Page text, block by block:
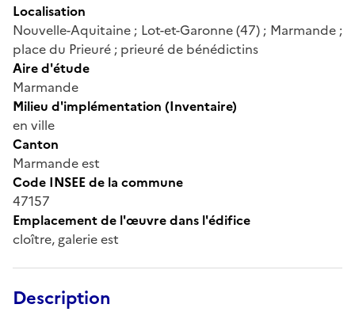
Localisation
Nouvelle-Aquitaine ; Lot-et-Garonne (47) ; Marmande ;
place du Prieuré ; prieuré de bénédictins
Aire d'étude
Marmande
Milieu d'implémentation (Inventaire)
en ville
Canton
Marmande est
Code INSEE de la commune
47157
Emplacement de l'œuvre dans l'édifice
cloître, galerie est
Description